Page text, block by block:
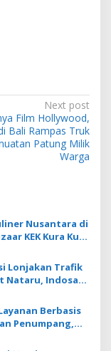
Next post
Film Hollywood,
Bali Rampas Truk
Patung Milik
Warga
Nusantara di
KEK Kura Kura
Lonjakan Trafik
Nataru, Indosat
7800 BTSBerbasis
Penumpang,